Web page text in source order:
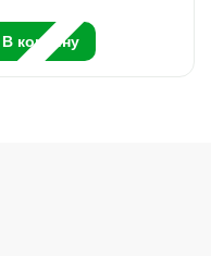
В корзину